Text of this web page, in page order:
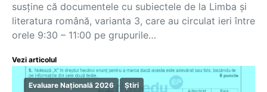
susține că documentele cu subiectele de la Limba și
literatura română, varianta 3, care au circulat ieri între
orele 9:30 – 11:00 pe grupurile…
Vezi articolul
Evaluare Națională 2026 Știri